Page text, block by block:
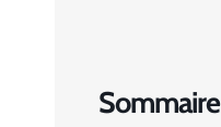
Sommaire